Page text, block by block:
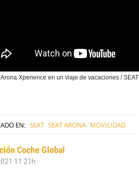
Arona Xperience en un viaje de vacaciones / SEAT
EN: SEAT SEAT ARONA MOVILIDAD
Coche Global
11:21h